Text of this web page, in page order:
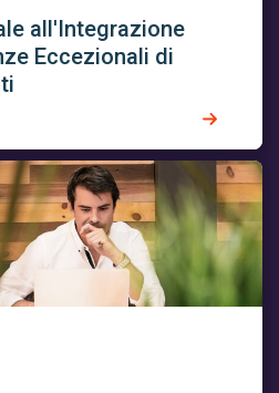
all'Integrazione
Eccezionali di